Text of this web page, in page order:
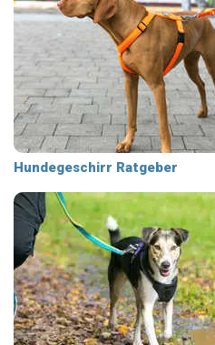
Hundegeschirr Ratgeber